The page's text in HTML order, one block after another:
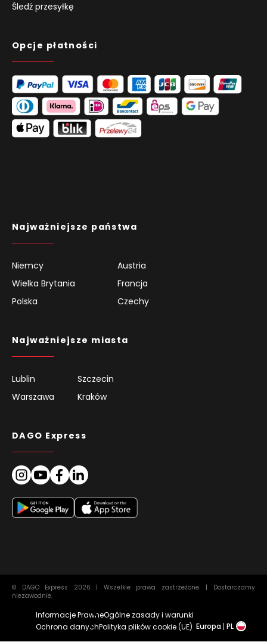
Śledź przesyłkę
Opcje płatności
Najważniejsze państwa
Niemcy
Austria
Wielka Brytania
Francja
Polska
Czechy
Najważniejsze miasta
Lublin
Szczecin
Warszawa
Kraków
DAGO Express
© DAGO Express 2026 | Wszelkie prawa zastrzeżone. | Dostarczamy
niezawodnie.
Informacje PrawneOgólne zasady i warunki
Ochrona danychPolityka plików cookie (UE) Europa PL